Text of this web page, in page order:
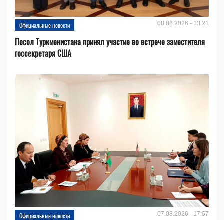
Официальные новости 08.08.2026 - 13:21
Посол Туркменистана принял участие во встрече заместителя
госсекретаря США
Официальные новости 07.08.2026 - 17:57